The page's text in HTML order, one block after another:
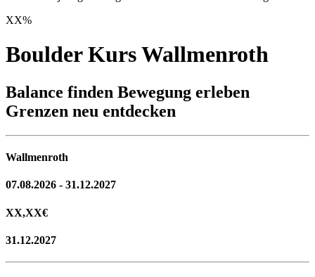
XX%
Boulder Kurs Wallmenroth
Balance finden Bewegung erleben
Grenzen neu entdecken
Wallmenroth
07.08.2026 - 31.12.2027
XX,XX€
31.12.2027